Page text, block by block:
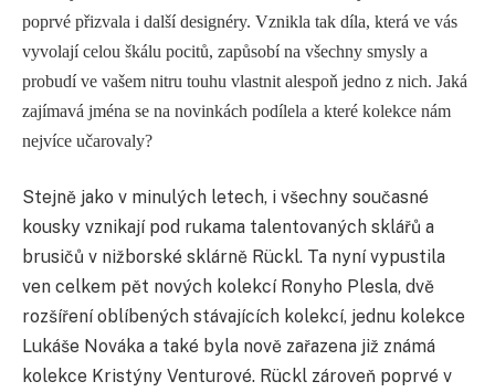
poprvé přizvala i další designéry. Vznikla tak díla, která ve vás
vyvolají celou škálu pocitů, zapůsobí na všechny smysly a
probudí ve vašem nitru touhu vlastnit alespoň jedno z nich. Jaká
zajímavá jména se na novinkách podílela a které kolekce nám
nejvíce učarovaly?
Stejně jako v minulých letech, i všechny současné
kousky vznikají pod rukama talentovaných sklářů a
brusičů v nižborské sklárně Rückl. Ta nyní vypustila
ven celkem pět nových kolekcí Ronyho Plesla, dvě
rozšíření oblíbených stávajících kolekcí, jednu kolekce
Lukáše Nováka a také byla nově zařazena již známá
kolekce Kristýny Venturové. Rückl zároveň poprvé v